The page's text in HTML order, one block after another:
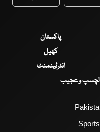
WhatsApp
پاکستان
کھیل
انٹرٹینمنٹ
و عجیب